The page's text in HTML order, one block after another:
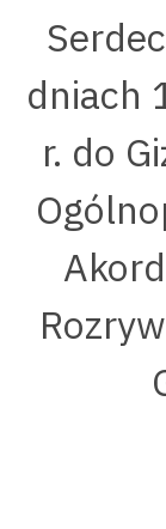
dniach
r. do